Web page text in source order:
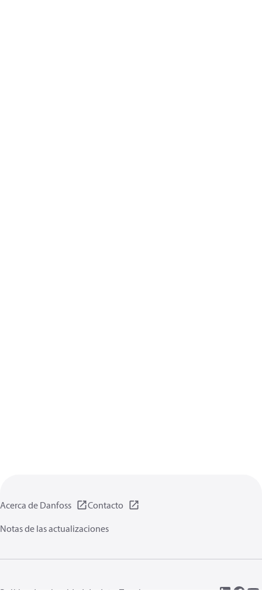
Acerca de Danfoss
Contacto
Notas de las actualizaciones
Política de privacidad de datos Terminos uso